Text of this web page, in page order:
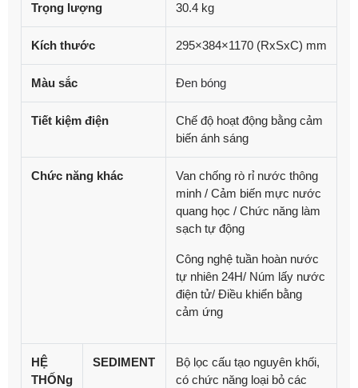
Trọng lượng 30.4 kg
Kích thước 295×384×1170 (RxSxC) mm
Màu sắc Đen bóng
Tiết kiệm điện
Chế độ hoạt động bằng cảm
biến ánh sáng
Chức năng khác
Van chống rò rỉ nước thông
minh / Cảm biến mực nước
quang học / Chức năng làm
sạch tự động
Công nghệ tuần hoàn nước
tự nhiên 24H/ Núm lấy nước
điện tử/ Điều khiển bằng
cảm ứng
HỆ
THỐNg
SEDIMENT Bộ lọc cấu tạo nguyên khối,
có chức năng loại bỏ các